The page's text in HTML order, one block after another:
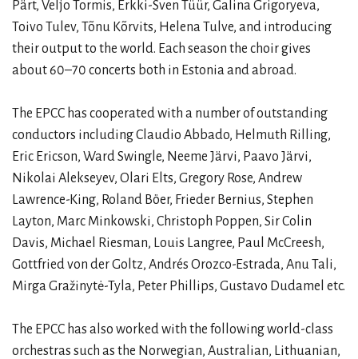
Pärt, Veljo Tormis, Erkki-Sven Tüür, Galina Grigoryeva,
Toivo Tulev, Tõnu Kõrvits, Helena Tulve, and introducing
their output to the world. Each season the choir gives
about 60–70 concerts both in Estonia and abroad.
The EPCC has cooperated with a number of outstanding
conductors including Claudio Abbado, Helmuth Rilling,
Eric Ericson, Ward Swingle, Neeme Järvi, Paavo Järvi,
Nikolai Alekseyev, Olari Elts, Gregory Rose, Andrew
Lawrence-King, Roland Böer, Frieder Bernius, Stephen
Layton, Marc Minkowski, Christoph Poppen, Sir Colin
Davis, Michael Riesman, Louis Langree, Paul McCreesh,
Gottfried von der Goltz, Andrés Orozco-Estrada, Anu Tali,
Mirga Gražinytė-Tyla, Peter Phillips, Gustavo Dudamel etc.
The EPCC has also worked with the following world-class
orchestras such as the Norwegian, Australian, Lithuanian,